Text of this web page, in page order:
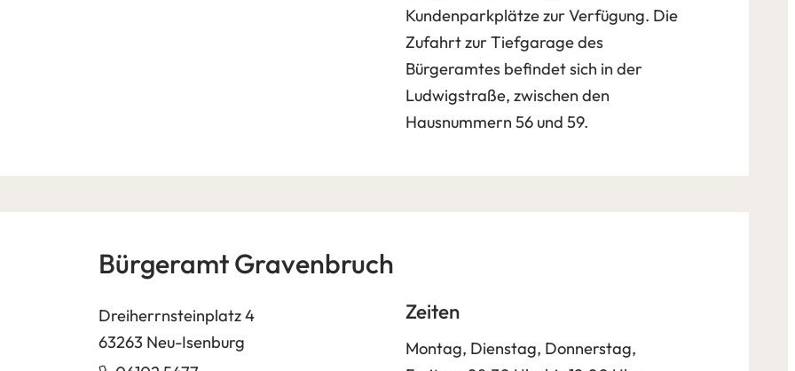
Kundenparkplätze zur Verfügung. Die
Zufahrt zur Tiefgarage des
Bürgeramtes befindet sich in der
Ludwigstraße, zwischen den
Hausnummern 56 und 59.
Bürgeramt Gravenbruch
Dreiherrnsteinplatz 4
63263 Neu-Isenburg
Zeiten
Montag, Dienstag, Donnerstag,